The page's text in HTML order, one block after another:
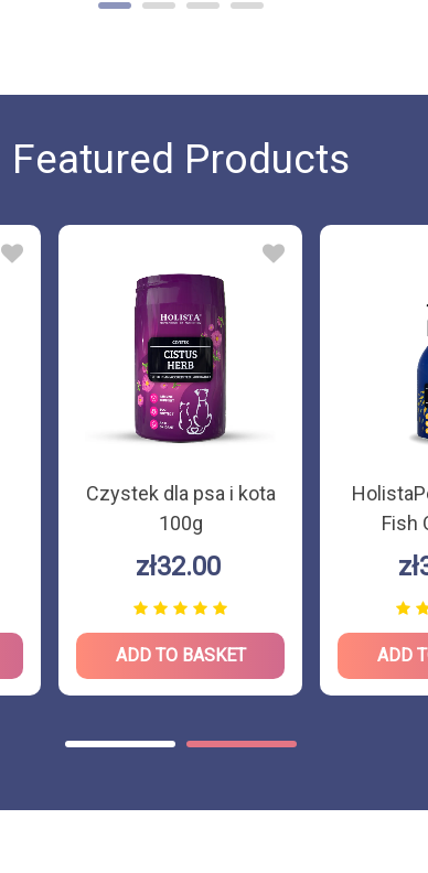
Featured Products
Czystek dla psa i kota
100g
zł32.00
ADD TO BASKET
Fish
ADD